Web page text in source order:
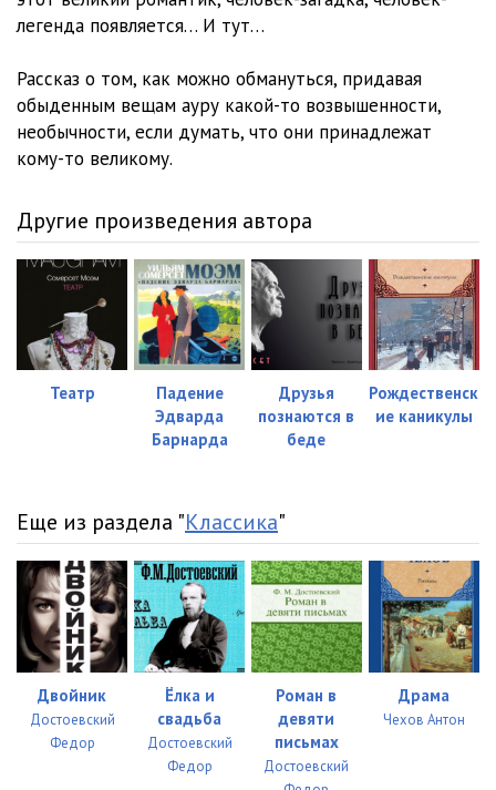
легенда появляется… И тут…
Рассказ о том, как можно обмануться, придавая
обыденным вещам ауру какой-то возвышенности,
необычности, если думать, что они принадлежат
кому-то великому.
Другие произведения автора
Театр
Падение
Эдварда
Барнарда
Друзья
познаются в
беде
Рождественск
ие каникулы
Еще из раздела "Классика"
Двойник
Достоевский
Федор
Ёлка и
свадьба
Достоевский
Федор
Роман в
девяти
письмах
Достоевский
Драма
Чехов Антон